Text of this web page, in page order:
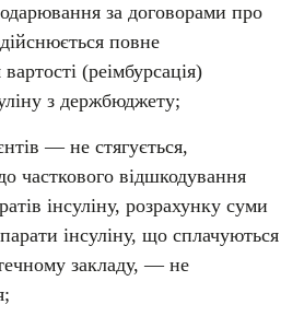
за договорами про
повне
(реімбурсація)
з держбюджету;
— не стягується,
часткового відшкодування
інсуліну, розрахунку суми
інсуліну, що сплачуються
закладу, — не